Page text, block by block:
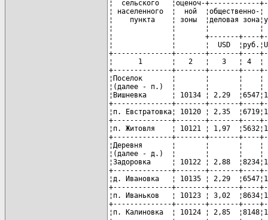
¦  сельского   ¦оценоч-
¦ населенного  ¦  ной  ¦общественно-
¦    пункта    ¦ зоны  ¦деловая
¦              ¦       ¦            ¦
¦              ¦       +-------+----
¦              ¦       ¦  USD
+--------------+-------+-------+----
¦      1       ¦   2   ¦   3   ¦ 4  ¦
+--------------+-------+-------+----
¦Поселок       ¦       ¦       ¦
¦(далее - п.)  ¦       ¦       ¦
¦Вишневка      ¦ 10134 ¦ 2,29
+--------------+-------+-------+----
¦п. Евстратовка¦ 10120 ¦ 2,35
+--------------+-------+-------+----
¦п. Житовля    ¦ 10121 ¦ 1,97
+--------------+-------+-------+----
¦Деревня       ¦       ¦       ¦
¦(далее - д.)  ¦       ¦       ¦
¦Задоровка     ¦ 10122 ¦ 2,88
+--------------+-------+-------+----
¦д. Ивановка   ¦ 10135 ¦ 2,29
+--------------+-------+-------+----
¦п. Иваньков   ¦ 10123 ¦ 3,02
+--------------+-------+-------+----
¦п. Калиновка  ¦ 10124 ¦ 2,85